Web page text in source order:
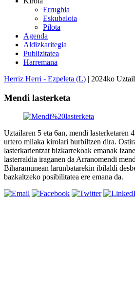
Errugbia
Eskubaloia
Pilota
Agenda
Aldizkaritegia
Publizitatea
Harremana
Herriz Herri - Ezpeleta (L) | 2024ko
Mendi lasterketa
Uztailaren 5 eta 6an, mendi lasterketaren
urtero milaka kirolari hurbiltzen dira.
lasterkarientzat bizkarrekoak emanak
lasterraldia iraganen da Arranomendi
Biharamunean larunbatarekin ibilaldi
bazkaltzeko posibilitatea ere emana da.